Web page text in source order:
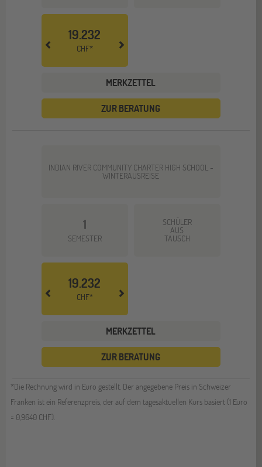
19.232
CHF*
MERKZETTEL
ZUR BERATUNG
INDIAN RIVER COMMUNITY CHARTER HIGH SCHOOL -
WINTERAUSREISE
1
SEMESTER
SCHÜLER
AUS
TAUSCH
19.232
CHF*
MERKZETTEL
ZUR BERATUNG
*Die Rechnung wird in Euro gestellt. Der angegebene Preis in Schweizer
Franken ist ein Referenzpreis, der auf dem tagesaktuellen Kurs basiert (1 Euro
= 0,9640 CHF).